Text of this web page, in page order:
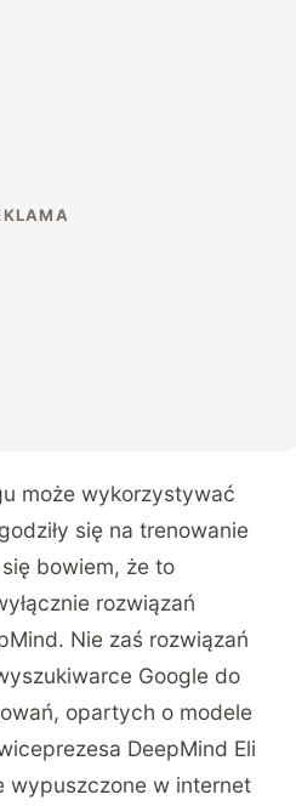
może wykorzystywać
się na trenowanie
bowiem, że to
rozwiązań
Nie zaś rozwiązań
Google do
opartych o modele
DeepMind Eli
wypuszczone w internet